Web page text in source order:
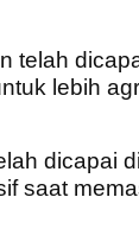
telah
lebih
dicapai di
saat